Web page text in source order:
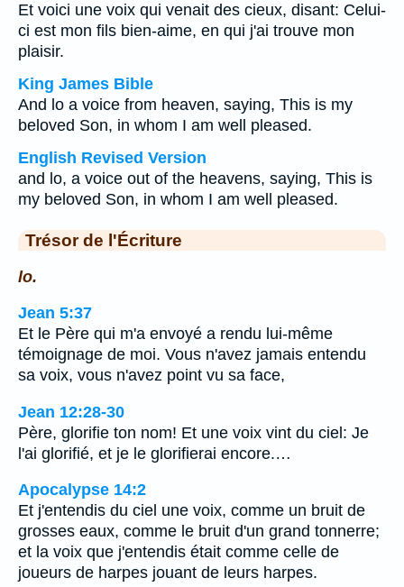
Et voici une voix qui venait des cieux, disant: Celui-
ci est mon fils bien-aime, en qui j'ai trouve mon
plaisir.
King James Bible
And lo a voice from heaven, saying, This is my
beloved Son, in whom I am well pleased.
English Revised Version
and lo, a voice out of the heavens, saying, This is
my beloved Son, in whom I am well pleased.
Trésor de l'Écriture
lo.
Jean 5:37
Et le Père qui m'a envoyé a rendu lui-même
témoignage de moi. Vous n'avez jamais entendu
sa voix, vous n'avez point vu sa face,
Jean 12:28-30
Père, glorifie ton nom! Et une voix vint du ciel: Je
l'ai glorifié, et je le glorifierai encore.…
Apocalypse 14:2
Et j'entendis du ciel une voix, comme un bruit de
grosses eaux, comme le bruit d'un grand tonnerre;
et la voix que j'entendis était comme celle de
joueurs de harpes jouant de leurs harpes.